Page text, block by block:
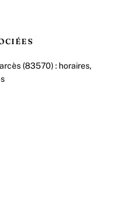
(83570) : horaires,